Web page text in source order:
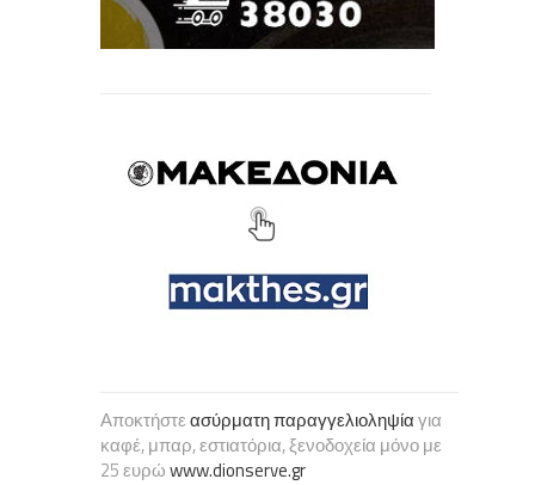
Αποκτήστεασύρματη παραγγελιοληψίαγια
καφέ, μπαρ, εστιατόρια, ξενοδοχεία μόνο με
25 ευρώwww.dionserve.gr